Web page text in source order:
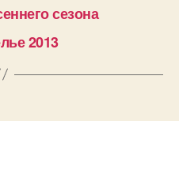
сезона
2013